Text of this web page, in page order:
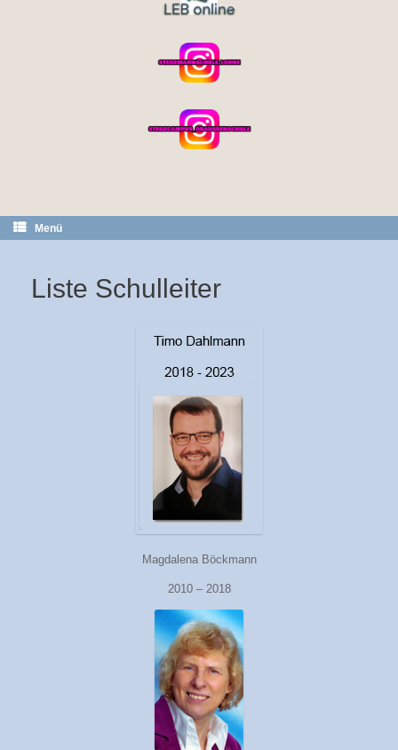
Menü
Liste Schulleiter
Magdalena Böckmann
2010 – 2018